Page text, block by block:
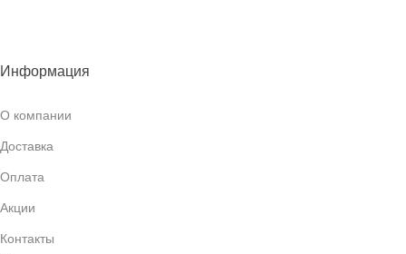
Информация
О компании
Доставка
Оплата
Акции
Контакты